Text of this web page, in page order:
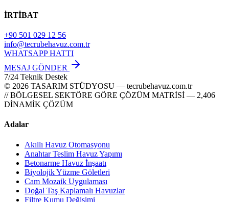
İRTİBAT
+90 501 029 12 56
info@tecrubehavuz.com.tr
WHATSAPP HATTI
MESAJ GÖNDER
7/24 Teknik Destek
© 2026 TASARIM STÜDYOSU — tecrubehavuz.com.tr
// BÖLGESEL SEKTÖRE GÖRE ÇÖZÜM MATRİSİ — 2,406
DİNAMİK ÇÖZÜM
Adalar
Akıllı Havuz Otomasyonu
Anahtar Teslim Havuz Yapımı
Betonarme Havuz İnşaatı
Biyolojik Yüzme Göletleri
Cam Mozaik Uygulaması
Doğal Taş Kaplamalı Havuzlar
Filtre Kumu Değişimi